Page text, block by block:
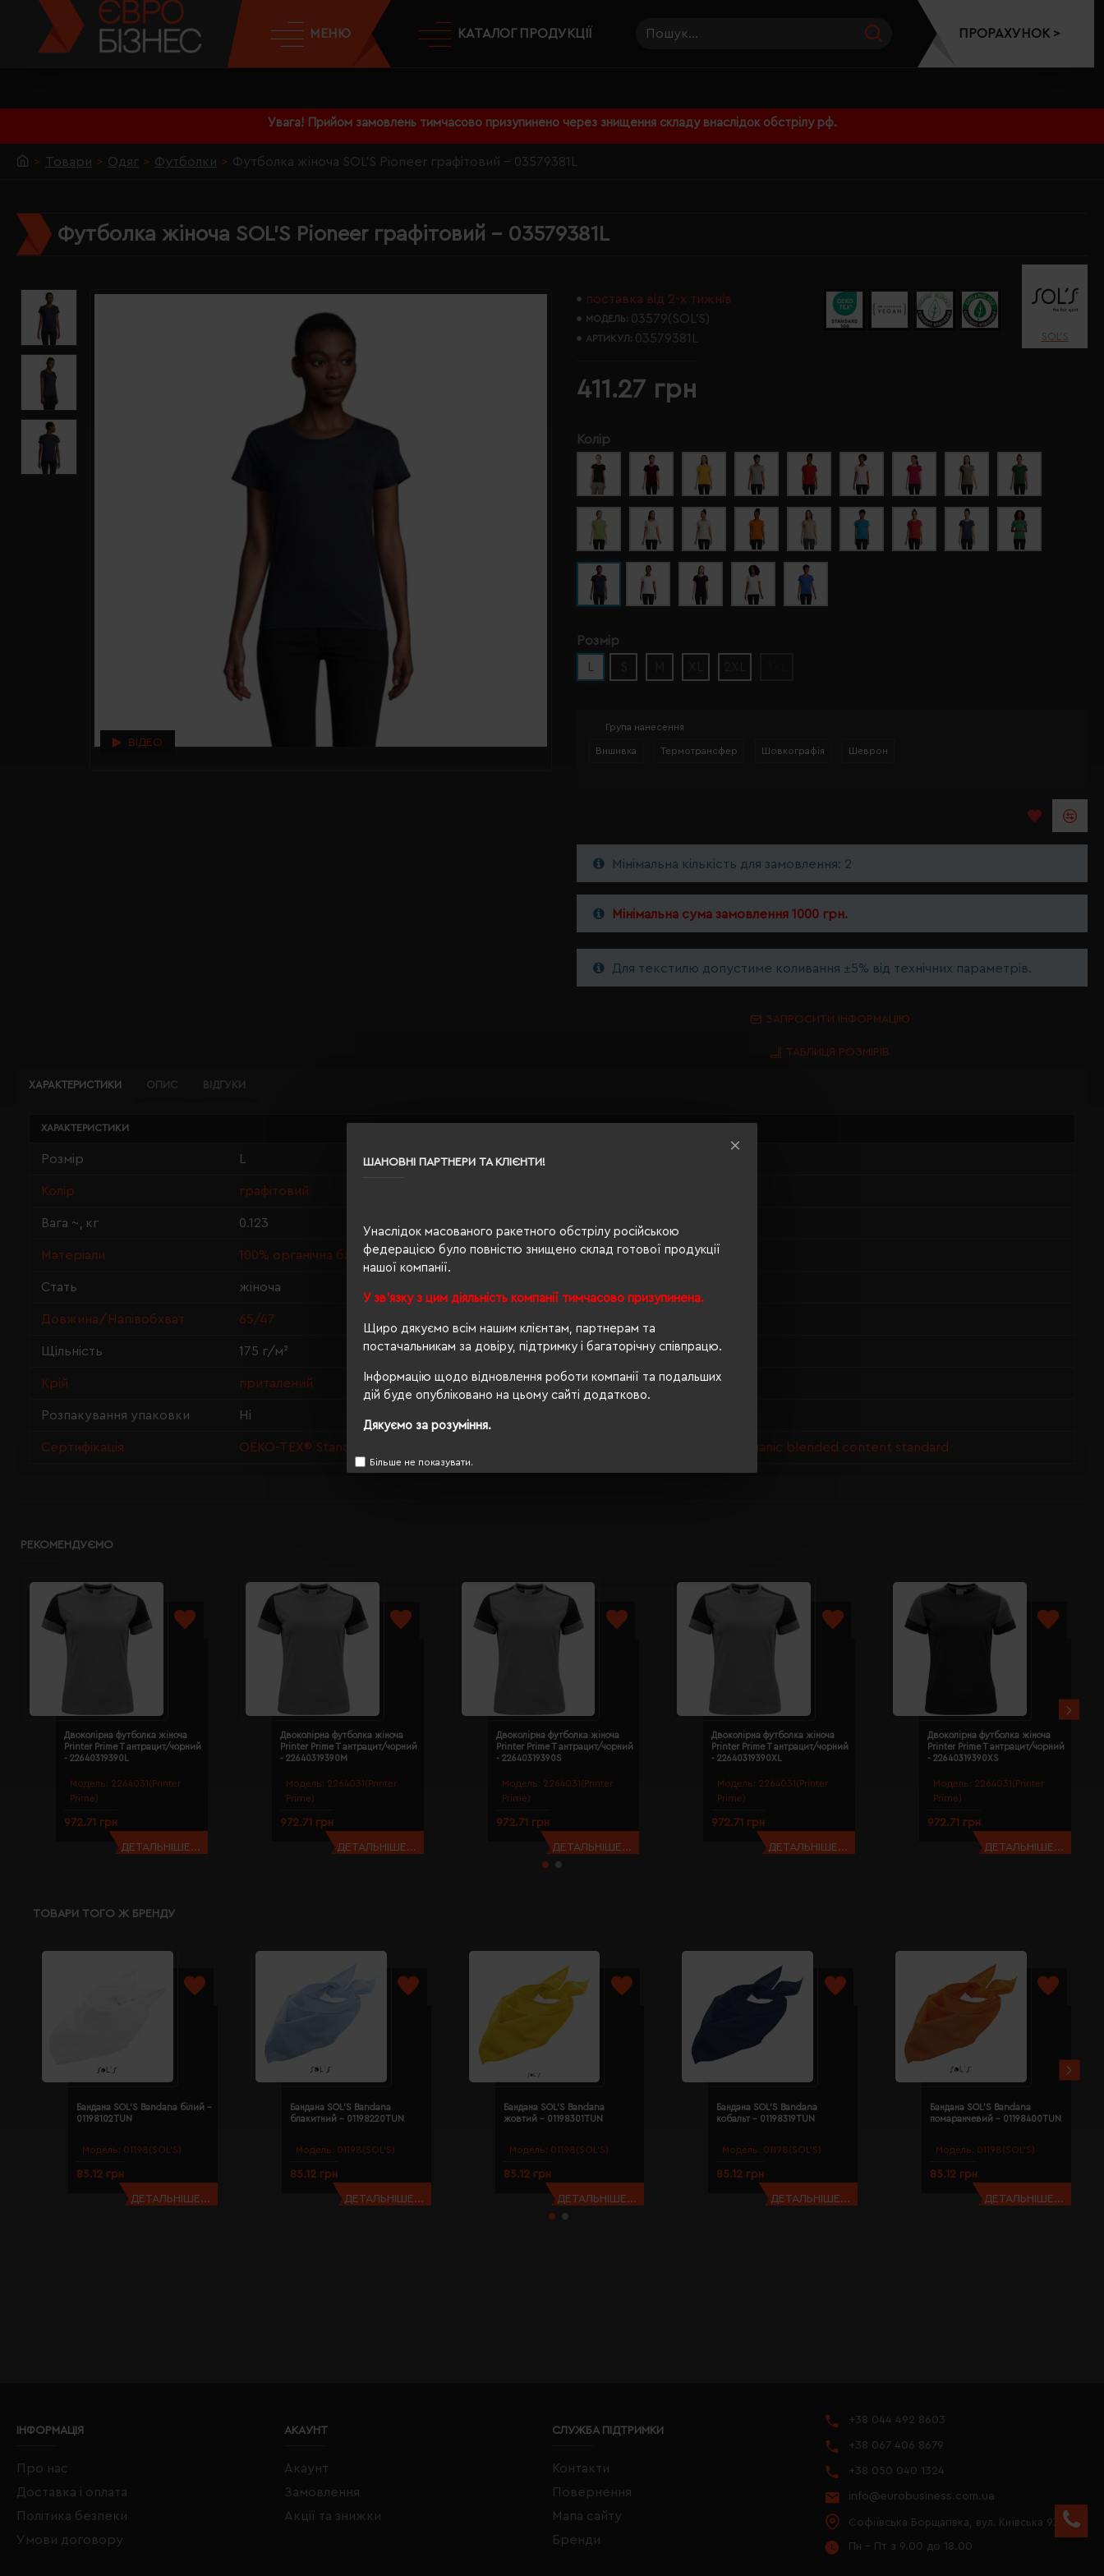
ШАНОВНІ ПАРТНЕРИ ТА КЛІЄНТИ!
Унаслідок масованого ракетного обстрілу російською
федерацією було повністю знищено склад готової продукції
нашої компанії.
У зв'язку з цим діяльність компанії тимчасово призупинена.
Щиро дякуємо всім нашим клієнтам, партнерам та
постачальникам за довіру, підтримку і багаторічну співпрацю.
Інформацію щодо відновлення роботи компанії та подальших
дій буде опубліковано на цьому сайті додатково.
Дякуємо за розуміння.
Більше не показувати.
Увага! Прийом замовлень тимчасово призупинено через знищення складу внаслідок обстрілу рф.
МЕНЮ КАТАЛОГ ПРОДУКЦІЇ ПРОРАХУНОК >
Товари Одяг Футболки Футболка жіноча SOL'S Pioneer графітовий - 03579381L
Футболка жіноча SOL'S Pioneer графітовий - 03579381L
ВІДЕО
поставка від 2-х тижнів
МОДЕЛЬ: 03579(SOL’S)
АРТИКУЛ: 03579381L SOL’S
411.27 грн
Колір
Розмір
Група нанесення
Вишивка Термотрансфер Шовкографія Шеврон
Мінімальна кількість для замовлення: 2
Мінімальна сума замовлення 1000 грн.
Для текстилю допустиме коливання ±5% від технічних параметрів.
ЗАПРОСИТИ ІНФОРМАЦІЮ
ТАБЛИЦЯ РОЗМІРІВ
ХАРАКТЕРИСТИКИ ОПИС ВІДГУКИ
ХАРАКТЕРИСТИКИ
Розмір
Колір графітовий
Вага ~, кг 0.123
Матеріали 100% органічна бавовна
Стать жіноча
Довжина/Напівобхват 65/47
Щільність 175 г/м²
Крій приталений
Розпакування упаковки Ні
Сертифікація OEKO-TEX® Standard 100, PETA-Approved Vegan, Organic 100 content standard, Organic blended content standard
РЕКОМЕНДУЄМО
Модель: 2264031(Printer
Prime)
Двоколірна футболка жіноча
Printer Prime T антрацит/чорний
- 22640319390L
972.71 грн
ДЕТАЛЬНІШЕ...
Модель: 2264031(Printer
Prime)
Двоколірна футболка жіноча
Printer Prime T антрацит/чорний
- 22640319390M
972.71 грн
ДЕТАЛЬНІШЕ...
Модель: 2264031(Printer
Prime)
Двоколірна футболка жіноча
Printer Prime T антрацит/чорний
- 22640319390S
972.71 грн
ДЕТАЛЬНІШЕ...
Модель: 2264031(Printer
Prime)
Двоколірна футболка жіноча
Printer Prime T антрацит/чорний
- 22640319390XL
972.71 грн
ДЕТАЛЬНІШЕ...
Модель: 2264031(Printer
Prime)
Двоколірна футболка жіноча
Printer Prime T антрацит/чорний
- 22640319390XS
972.71 грн
ДЕТАЛЬНІШЕ...
ТОВАРИ ТОГО Ж БРЕНДУ
Модель: 01198(SOL’S)
Бандана SOL'S Bandana білий -
01198102TUN
85.12 грн
ДЕТАЛЬНІШЕ...
Модель: 01198(SOL’S)
Бандана SOL'S Bandana
блакитний - 01198220TUN
85.12 грн
ДЕТАЛЬНІШЕ...
Модель: 01198(SOL’S)
Бандана SOL'S Bandana
жовтий - 01198301TUN
85.12 грн
ДЕТАЛЬНІШЕ...
Модель: 01198(SOL’S)
Бандана SOL'S Bandana
кобальт - 01198319TUN
85.12 грн
ДЕТАЛЬНІШЕ...
Модель: 01198(SOL’S)
Бандана SOL'S Bandana
помаранчевий - 01198400TUN
85.12 грн
ДЕТАЛЬНІШЕ...
ІНФОРМАЦІЯ
Про нас
Доставка і оплата
Політика безпеки
Умови договору
АКАУНТ
Акаунт
Замовлення
Акції та знижки
СЛУЖБА ПІДТРИМКИ
Контакти
Повернення
Мапа сайту
Бренди
+38 044 492 8603
+38 067 406 8679
+38 050 040 1324
info@eurobusiness.com.ua
Софіївська Борщагівка, вул. Київська 97
Пн - Пт з 9.00 до 18.00